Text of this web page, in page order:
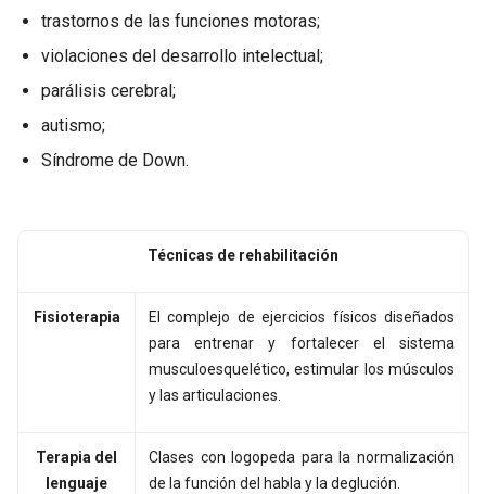
trastornos de las funciones motoras;
violaciones del desarrollo intelectual;
parálisis cerebral;
autismo;
Síndrome de Down.
Técnicas de rehabilitación
Fisioterapia
El complejo de ejercicios físicos diseñados
para entrenar y fortalecer el sistema
musculoesquelético, estimular los músculos
y las articulaciones.
Terapia del
lenguaje
Clases con logopeda para la normalización
de la función del habla y la deglución.